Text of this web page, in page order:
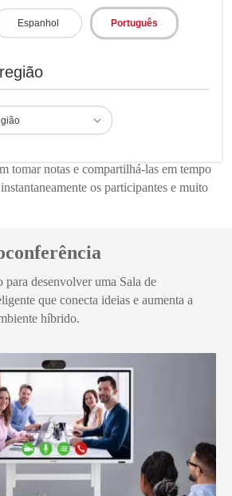
Espanhol Português
tomar notas e compartilhá-las em tempo
os participantes e muito
para desenvolver uma Sala de
que conecta ideias e aumenta a
híbrido.